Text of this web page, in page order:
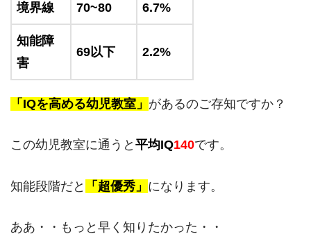
境界線 70~80 6.7%
知能障
害
69以下 2.2%
「IQを高める幼児教室」 があるのご存知ですか？
この幼児教室に通うと 平均IQ140です。
知能段階だと 「超優秀」 になります。
ああ・・もっと早く知りたかった・・